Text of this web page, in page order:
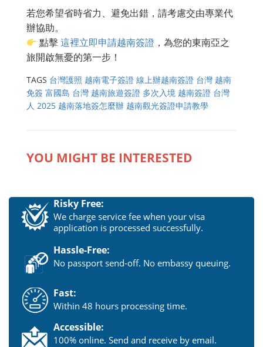
若您希望省時省力、避免出錯，請考慮交由專業代
辦協助。
點擊這裡立即申請越南簽證 ，為您的東南亞之
旅開啟無憂的第一步！
TAGS 台灣護照 越南電子簽證 線上辦越南簽證 台灣 越南
免簽 富國島 台灣 越南旅遊簽證 多次入境 越南簽證 台灣
人 2025 越南落地簽怎麼辦 越南觀光簽證申請教學
YOU MIGHT BE INTERESTED
Risky Free:
We charge service fee when your visa
application is processed successfully.
Hassle-Free:
No passport send-off. No embassy queuing.
Fast:
Within 48 hours processing time.
Accessible:
100% online. Send and receive by email.